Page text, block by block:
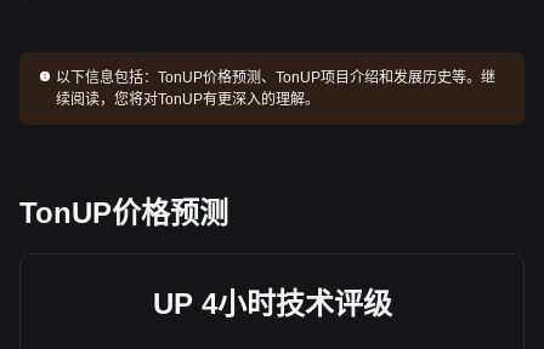
以下信息包括：TonUP价格预测、TonUP项目介绍和发展历史等。继
续阅读，您将对TonUP有更深入的理解。
TonUP价格预测
UP 4小时技术评级